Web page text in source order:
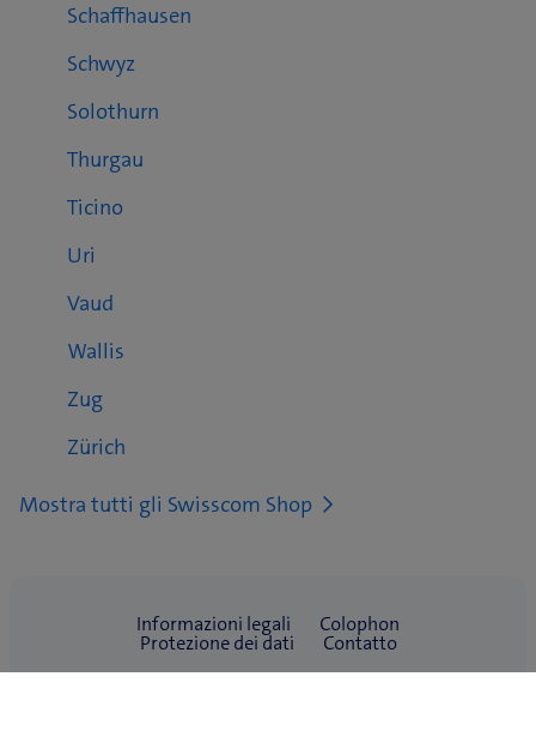
Schaffhausen
Schwyz
Solothurn
Thurgau
Ticino
Uri
Vaud
Wallis
Zug
Zürich
Mostra tutti gli Swisscom Shop